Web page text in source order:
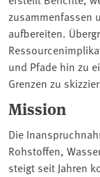
zusammenfassen
aufbereiten.
und Pfade hin zu
Grenzen zu
Mission
Die
Rohstoffen,
steigt seit Jahren